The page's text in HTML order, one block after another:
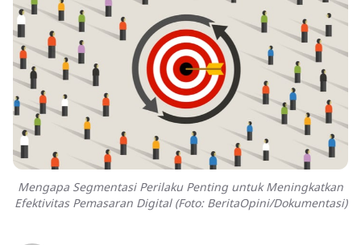
Mengapa Segmentasi Perilaku Penting untuk Meningkatkan
Efektivitas Pemasaran Digital (Foto: BeritaOpini/Dokumentasi)